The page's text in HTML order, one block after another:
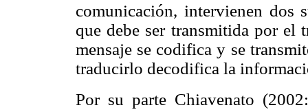
comunicación, intervienen dos
que debe ser transmitida por el
mensaje se codifica y se
traducirlo decodifica la
Por su parte Chiavenato